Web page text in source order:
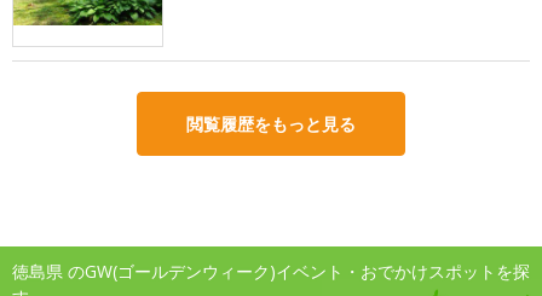
閲覧履歴をもっと見る
徳島県 のGW(ゴールデンウィーク)イベント・おでかけスポットを探